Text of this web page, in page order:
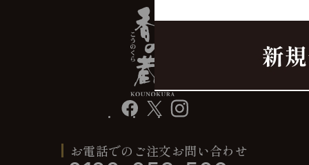
facebook instagram
お電話でのご注文お問い合わせ